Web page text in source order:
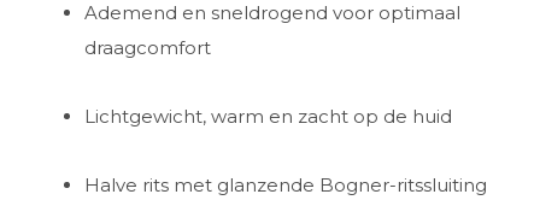
Ademend en sneldrogend voor optimaal
draagcomfort
Lichtgewicht, warm en zacht op de huid
Halve rits met glanzende Bogner-ritssluiting